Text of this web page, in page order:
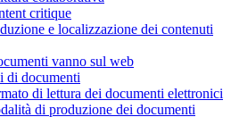
critique
e localizzazione dei contenuti
vanno sul web
di documenti
di lettura dei documenti elettronici
di produzione dei documenti